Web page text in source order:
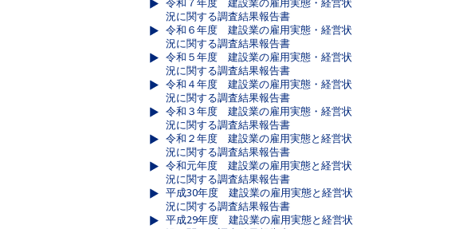
令和７年度 建設業の雇用実態・経営状
況に関する調査結果報告書
令和６年度 建設業の雇用実態・経営状
況に関する調査結果報告書
令和５年度 建設業の雇用実態・経営状
況に関する調査結果報告書
令和４年度 建設業の雇用実態・経営状
況に関する調査結果報告書
令和３年度 建設業の雇用実態・経営状
況に関する調査結果報告書
令和２年度 建設業の雇用実態と経営状
況に関する調査結果報告書
令和元年度 建設業の雇用実態と経営状
況に関する調査結果報告書
平成30年度 建設業の雇用実態と経営状
況に関する調査結果報告書
平成29年度 建設業の雇用実態と経営状